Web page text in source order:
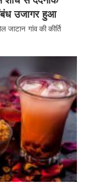
उजागर हुआ
जाटान गांव की कीर्ति